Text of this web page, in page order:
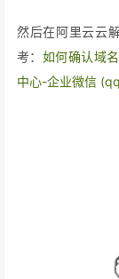
然后在阿里云云
考： 如何确认域
中心-企业微信